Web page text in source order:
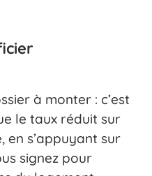
à monter : c’est
le taux réduit sur
en s’appuyant sur
signez pour